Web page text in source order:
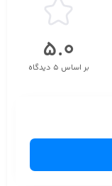
5.0
بر اساس 5 دیدگاه